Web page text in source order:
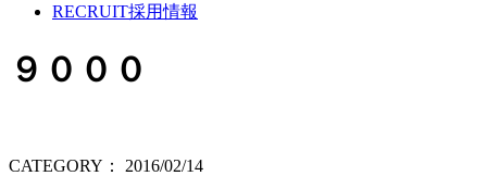
RECRUIT採用情報
９０００
CATEGORY： 2016/02/14